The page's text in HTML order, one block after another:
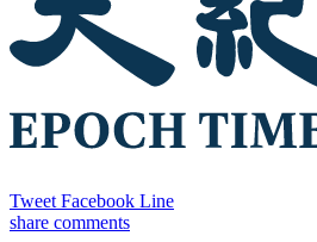
Tweet Facebook Line
share comments